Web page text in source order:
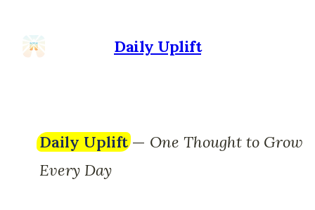
Daily Uplift
Daily Uplift— One Thought to Grow
Every Day